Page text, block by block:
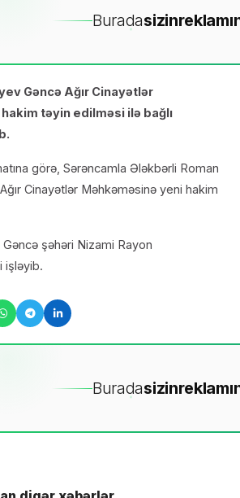
Buradasizin
Gəncə Ağır Cinayətlər
təyin edilməsi ilə bağlı
görə, Sərəncamla Ələkbərli Roman
Cinayətlər Məhkəməsinə yeni hakim
şəhəri Nizami Rayon
işləyib.
Buradasizin